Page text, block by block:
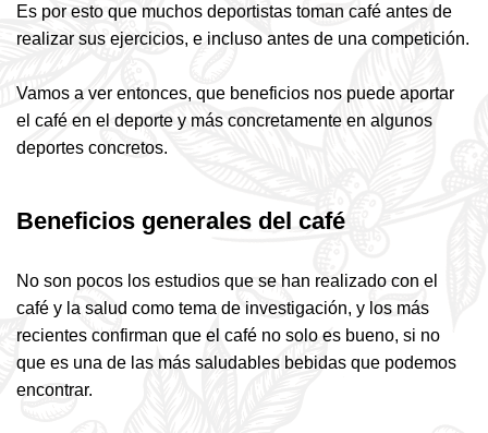
Es por esto que muchos deportistas toman café antes de
realizar sus ejercicios, e incluso antes de una competición.
Vamos a ver entonces, que beneficios nos puede aportar
el café en el deporte y más concretamente en algunos
deportes concretos.
Beneficios generales del café
No son pocos los estudios que se han realizado con el
café y la salud como tema de investigación, y los más
recientes confirman que el café no solo es bueno, si no
que es una de las más saludables bebidas que podemos
encontrar.